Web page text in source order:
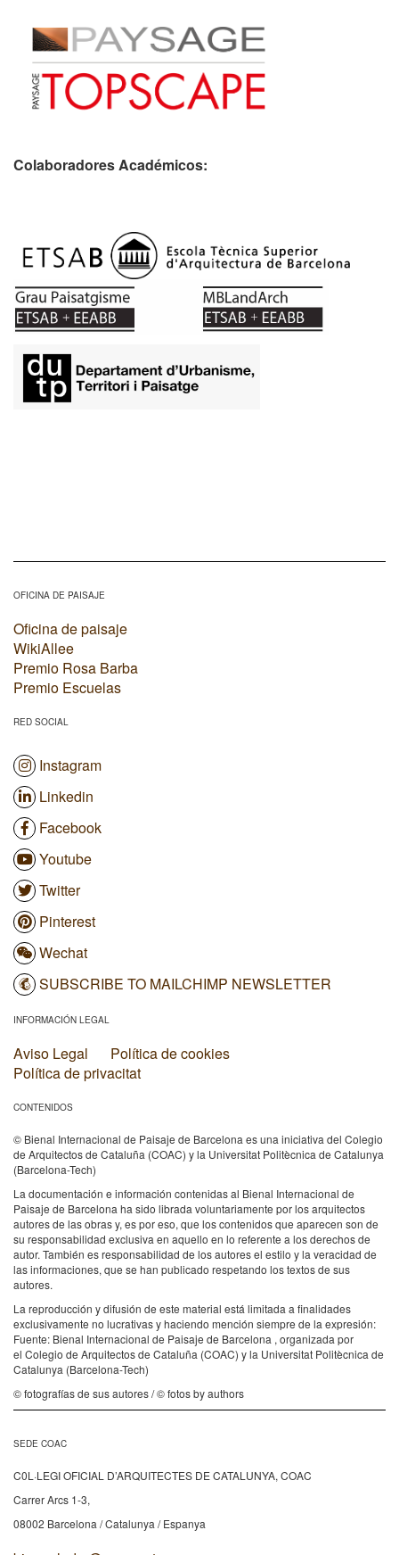
Colaboradores Académicos:
OFICINA DE PAISAJE
Oficina de paisaje
WikiAllee
Premio Rosa Barba
Premio Escuelas
RED SOCIAL
Instagram
Linkedin
Facebook
Youtube
Twitter
Pinterest
Wechat
SUBSCRIBE TO MAILCHIMP NEWSLETTER
INFORMACIÓN LEGAL
Aviso Legal
Política de cookies
Política de privacitat
CONTENIDOS
© Bienal Internacional de Paisaje de Barcelona es una iniciativa del Colegio
de Arquitectos de Cataluña (COAC) y la Universitat Politècnica de Catalunya
(Barcelona-Tech)
La documentación e información contenidas al Bienal Internacional de
Paisaje de Barcelona ha sido librada voluntariamente por los arquitectos
autores de las obras y, es por eso, que los contenidos que aparecen son de
su responsabilidad exclusiva en aquello en lo referente a los derechos de
autor. También es responsabilidad de los autores el estilo y la veracidad de
las informaciones, que se han publicado respetando los textos de sus
autores.
La reproducción y difusión de este material está limitada a finalidades
exclusivamente no lucrativas y haciendo mención siempre de la expresión:
Fuente: Bienal Internacional de Paisaje de Barcelona , organizada por
el Colegio de Arquitectos de Cataluña (COAC) y la Universitat Politècnica de
Catalunya (Barcelona-Tech)
© fotografías de sus autores / © fotos by authors
SEDE COAC
C0L·LEGI OFICIAL D’ARQUITECTES DE CATALUNYA, COAC
Carrer Arcs 1-3,
08002 Barcelona / Catalunya / Espanya